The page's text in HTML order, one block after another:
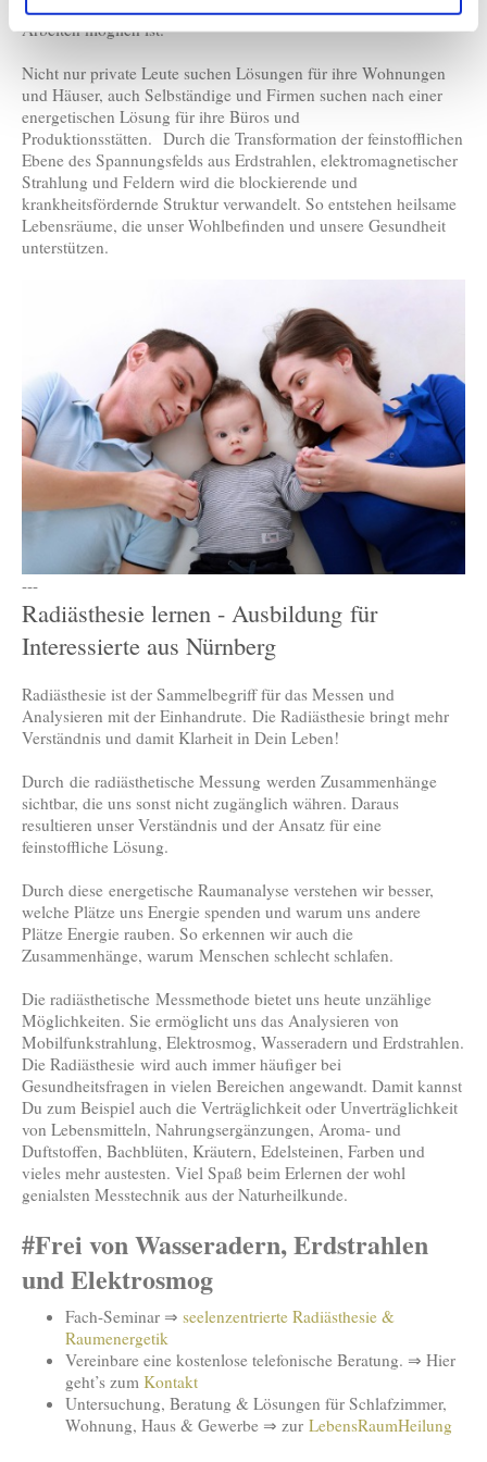
Räumlichkeiten, in denen ein vitales Schlafen, Wohnen und
Arbeiten möglich ist.
Nicht nur private Leute suchen Lösungen für ihre Wohnungen
und Häuser, auch Selbständige und Firmen suchen nach einer
energetischen Lösung für ihre Büros und
Produktionsstätten. Durch die Transformation der feinstofflichen
Ebene des Spannungsfelds aus Erdstrahlen, elektromagnetischer
Strahlung und Feldern wird die blockierende und
krankheitsfördernde Struktur verwandelt. So entstehen heilsame
Lebensräume, die unser Wohlbefinden und unsere Gesundheit
unterstützen.
---
Radiästhesie lernen - Ausbildung für
Interessierte aus Nürnberg
Radiästhesie ist der Sammelbegriff für das Messen und
Analysieren mit der Einhandrute. Die Radiästhesie bringt mehr
Verständnis und damit Klarheit in Dein Leben!
Durch die radiästhetische Messung werden Zusammenhänge
sichtbar, die uns sonst nicht zugänglich währen. Daraus
resultieren unser Verständnis und der Ansatz für eine
feinstoffliche Lösung.
Durch diese energetische Raumanalyse verstehen wir besser,
welche Plätze uns Energie spenden und warum uns andere
Plätze Energie rauben. So erkennen wir auch die
Zusammenhänge, warum Menschen schlecht schlafen.
Die radiästhetische Messmethode bietet uns heute unzählige
Möglichkeiten. Sie ermöglicht uns das Analysieren von
Mobilfunkstrahlung, Elektrosmog, Wasseradern und Erdstrahlen.
Die Radiästhesie wird auch immer häufiger bei
Gesundheitsfragen in vielen Bereichen angewandt. Damit kannst
Du zum Beispiel auch die Verträglichkeit oder Unverträglichkeit
von Lebensmitteln, Nahrungsergänzungen, Aroma- und
Duftstoffen, Bachblüten, Kräutern, Edelsteinen, Farben und
vieles mehr austesten. Viel Spaß beim Erlernen der wohl
genialsten Messtechnik aus der Naturheilkunde.
#Frei von Wasseradern, Erdstrahlen
und Elektrosmog
Fach-Seminar ⇒ seelenzentrierte Radiästhesie &
Raumenergetik
Vereinbare eine kostenlose telefonische Beratung. ⇒ Hier
geht’s zum Kontakt
Untersuchung, Beratung & Lösungen für Schlafzimmer,
Wohnung, Haus & Gewerbe ⇒ zur LebensRaumHeilung